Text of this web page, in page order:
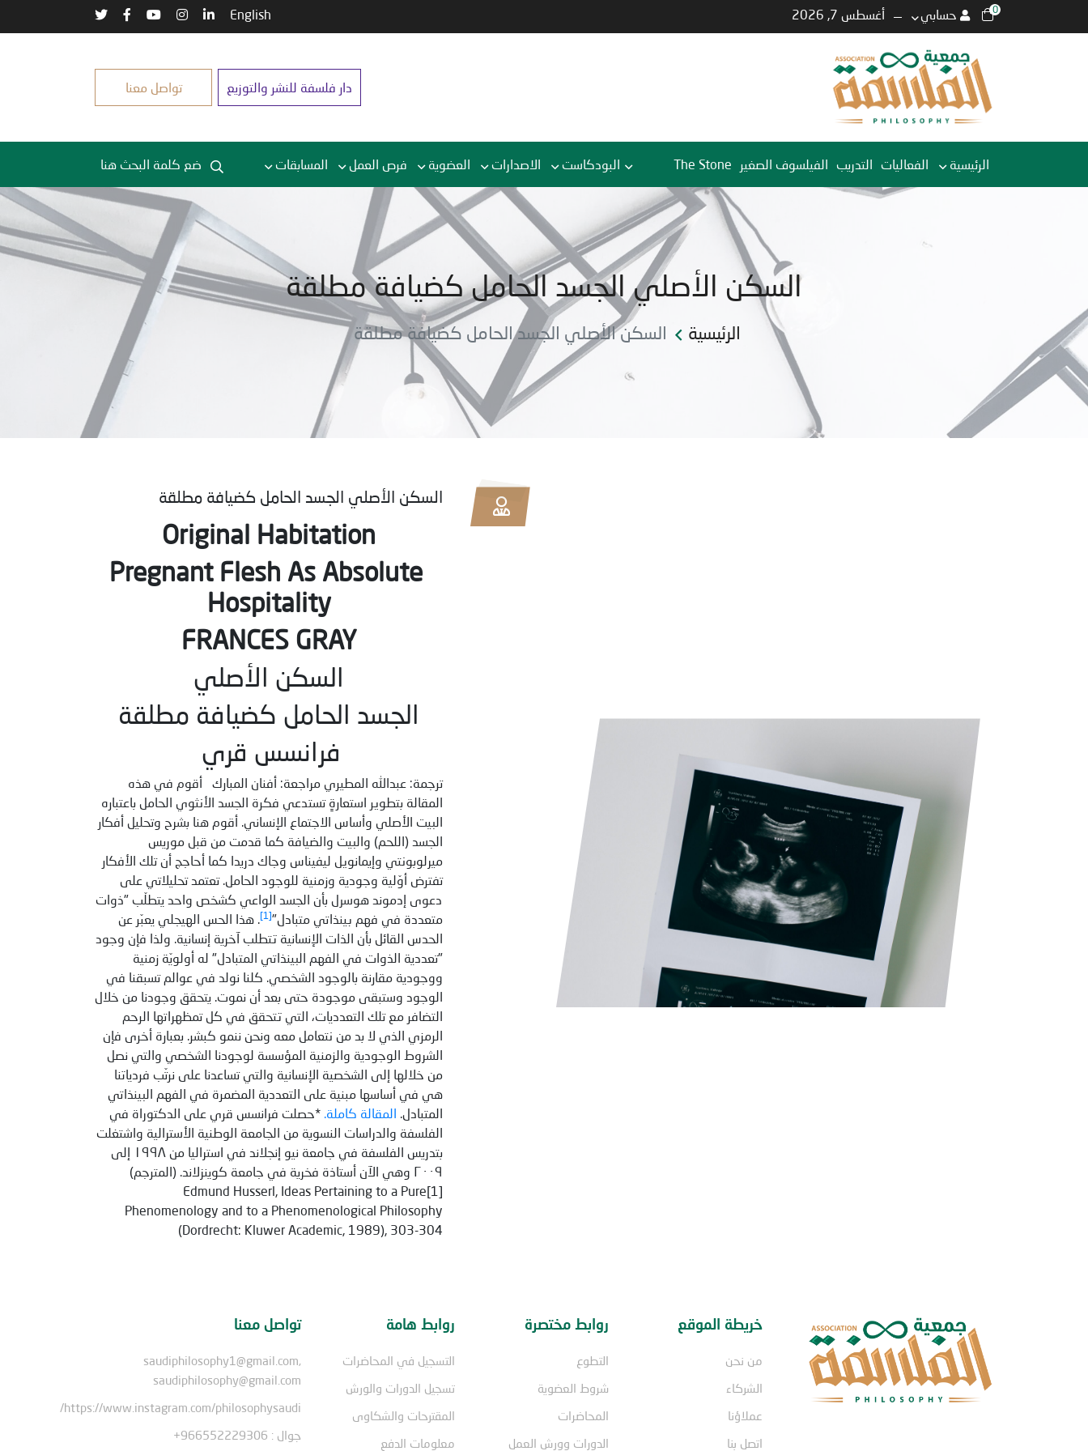
0 حسابي أغسطس 7, 2026 English
دار فلسفة للنشر والتوزيع تواصل معنا
الرئيسية الفعاليات التدريب الفيلسوف الصغير The Stone البودكاست الاصدارات العضوية فرص العمل المسابقات
السكن الأصلي الجسد الحامل كضيافة مطلقة
الرئيسية السكن الأصلي الجسد الحامل كضيافة مطلقة
السكن الأصلي الجسد الحامل كضيافة مطلقة
Original Habitation
Pregnant Flesh As Absolute
Hospitality
FRANCES GRAY
السكن الأصلي
الجسد الحامل كضيافة مطلقة
فرانسس قري
ترجمة: عبدالله المطيري مراجعة: أفنان المبارك أقوم في هذه
المقالة بتطوير استعارةٍ تستدعي فكرة الجسد الأنثوي الحامل باعتباره
البيت الأصلي وأساس الاجتماع الإنساني. أقوم هنا بشرح وتحليل أفكار
الجسد (اللحم) والبيت والضيافة كما قدمت من قبل موريس
ميرلوبونتي وإيمانويل ليفيناس وجاك دريدا كما أحاجج أن تلك الأفكار
تفترض أوّلية وجودية وزمنية للوجود الحامل. تعتمد تحليلاتي على
دعوى إدموند هوسرل بأن الجسد الواعي كشخص واحد يتطلّب "ذوات
متعددة في فهم بينذاتي متبادل"[1]
. هذا الحس الهيجلي يعبّر عن
الحدس القائل بأن الذات الإنسانية تتطلب آخرية إنسانية. ولذا فإن وجود
"تعددية الذوات في الفهم البينذاتي المتبادل" له أولويّة زمنية
ووجودية مقارنة بالوجود الشخصي. كلنا نولد في عوالم تسبقنا في
الوجود وستبقى موجودة حتى بعد أن نموت. يتحقق وجودنا من خلال
التضافر مع تلك التعدديات، التي تتحقق في كل تمظهراتها الرحم
الرمزي الذي لا بد من نتعامل معه ونحن ننمو كبشر. بعبارة أخرى فإن
الشروط الوجودية والزمنية المؤسسة لوجودنا الشخصي والتي نصل
من خلالها إلى الشخصية الإنسانية والتي تساعدنا على نرتّب فردياتنا
هي في أساسها مبنية على التعددية المضمرة في الفهم البينذاتي
المتبادل. المقالة كاملة. *حصلت فرانسس قري على الدكتوراة في
الفلسفة والدراسات النسوية من الجامعة الوطنية الأسترالية واشتغلت
بتدريس الفلسفة في جامعة نيو إنجلاند في استراليا من ١٩٩٨ إلى
٢٠٠٩ وهي الآن أستاذة فخرية في جامعة كوينزلاند. (المترجم)
[1]Edmund Husserl, Ideas Pertaining to a Pure
Phenomenology and to a Phenomenological Philosophy
(Dordrecht: Kluwer Academic, 1989), 303-304
خريطة الموقع
من نحن
الشركاء
عملاؤنا
اتصل بنا
روابط مختصرة
التطوع
شروط العضوية
المحاضرات
الدورات وورش العمل
روابط هامة
التسجيل في المحاضرات
تسجيل الدورات والورش
المقترحات والشكاوى
معلومات الدفع
تواصل معنا
saudiphilosophy1@gmail.com,
saudiphilosophy@gmail.com
https://www.instagram.com/philosophysaudi/
جوال : 966552229306+